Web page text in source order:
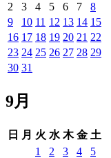
2
3 4 5 6 7
8
9
10 11 12 13 14 15
16 17 18 19 20 21 22
23 24 25 26 27 28 29
30 31
9月
日 月 火 水 木 金 土
1
2 3 4
5